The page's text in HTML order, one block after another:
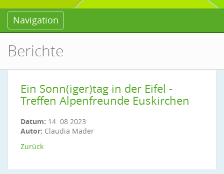
Navigation
Berichte
Ein Sonn(iger)tag in der Eifel -
Treffen Alpenfreunde Euskirchen
Datum: 14. 08 2023
Autor: Claudia Mäder
Zurück